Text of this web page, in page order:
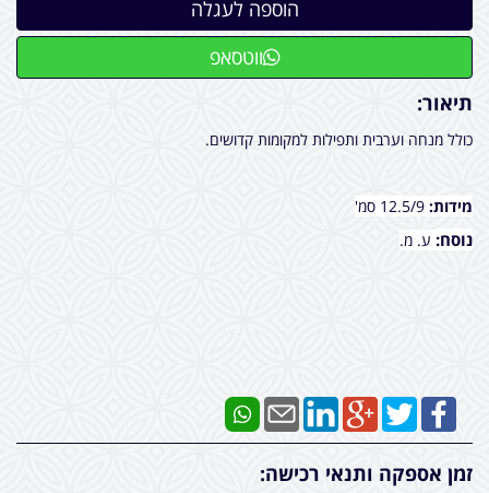
ווטסאפ
תיאור:
כולל מנחה וערבית ותפילות למקומות קדושים.
מידות:
נוסח: ע. מ.
זמן אספקה ותנאי רכישה: